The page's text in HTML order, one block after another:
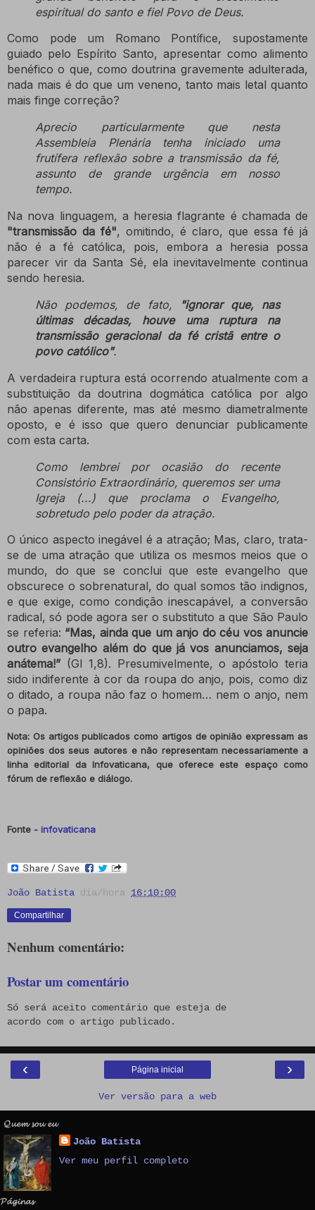
espiritual do santo e fiel Povo de Deus.
Como pode um Romano Pontífice, supostamente
guiado pelo Espírito Santo, apresentar como alimento
benéfico o que, como doutrina gravemente adulterada,
nada mais é do que um veneno, tanto mais letal quanto
mais finge correção?
Aprecio particularmente que nesta
Assembleia Plenária tenha iniciado uma
frutífera reflexão sobre a transmissão da fé,
assunto de grande urgência em nosso
tempo.
Na nova linguagem, a heresia flagrante é chamada de
"transmissão da fé", omitindo, é claro, que essa fé já
não é a fé católica, pois, embora a heresia possa
parecer vir da Santa Sé, ela inevitavelmente continua
sendo heresia.
Não podemos, de fato,
"ignorar que, nas
últimas décadas, houve uma ruptura na
transmissão geracional da fé cristã entre o
povo católico".
A verdadeira ruptura está ocorrendo atualmente com a
substituição da doutrina dogmática católica por algo
não apenas diferente, mas até mesmo diametralmente
oposto, e é isso que quero denunciar publicamente
com esta carta.
Como lembrei por ocasião do recente
Consistório Extraordinário, queremos ser uma
Igreja (...) que proclama o Evangelho,
sobretudo pelo poder da atração.
O único aspecto inegável é a atração; Mas, claro, trata-
se de uma atração que utiliza os mesmos meios que o
mundo, do que se conclui que este evangelho que
obscurece o sobrenatural, do qual somos tão indignos,
e que exige, como condição inescapável, a conversão
radical, só pode agora ser o substituto a que São Paulo
se referia: “Mas, ainda que um anjo do céu vos anuncie
outro evangelho além do que já vos anunciamos, seja
anátema!” (Gl 1,8). Presumivelmente, o apóstolo teria
sido indiferente à cor da roupa do anjo, pois, como diz
o ditado, a roupa não faz o homem… nem o anjo, nem
o papa.
Nota: Os artigos publicados como artigos de opinião expressam as
opiniões dos seus autores e não representam necessariamente a
linha editorial da Infovaticana, que oferece este espaço como
fórum de reflexão e diálogo.
Fonte - infovaticana
João Batista dia/hora 16:10:00
Compartilhar
Nenhum comentário:
Postar um comentário
Só será aceito comentário que esteja de
acordo com o artigo publicado.
‹ ›
Página inicial
Ver versão para a web
𝓠𝓾𝓮𝓶 𝓼𝓸𝓾 𝓮𝓾
João Batista
Ver meu perfil completo
𝓟𝓪́𝓰𝓲𝓷𝓪𝓼